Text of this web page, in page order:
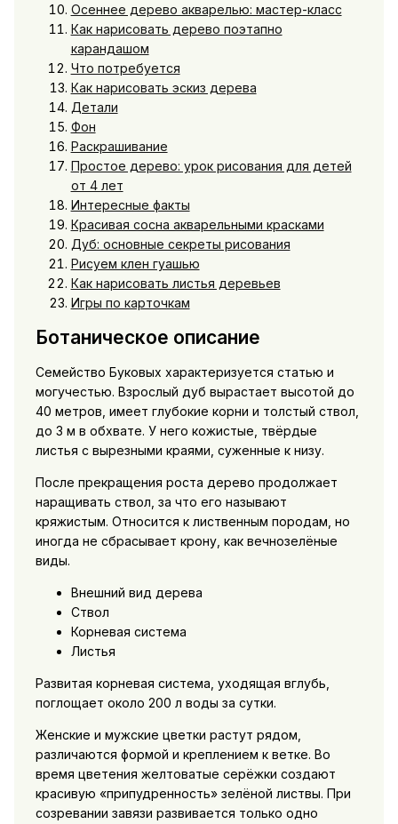
Осеннее дерево акварелью: мастер-класс
Как нарисовать дерево поэтапно
карандашом
Что потребуется
Как нарисовать эскиз дерева
Детали
Фон
Раскрашивание
Простое дерево: урок рисования для детей
от 4 лет
Интересные факты
Красивая сосна акварельными красками
Дуб: основные секреты рисования
Рисуем клен гуашью
Как нарисовать листья деревьев
Игры по карточкам
Ботаническое описание
Семейство Буковых характеризуется статью и
могучестью. Взрослый дуб вырастает высотой до
40 метров, имеет глубокие корни и толстый ствол,
до 3 м в обхвате. У него кожистые, твёрдые
листья с вырезными краями, суженные к низу.
После прекращения роста дерево продолжает
наращивать ствол, за что его называют
кряжистым. Относится к лиственным породам, но
иногда не сбрасывает крону, как вечнозелёные
виды.
Внешний вид дерева
Ствол
Корневая система
Листья
Развитая корневая система, уходящая вглубь,
поглощает около 200 л воды за сутки.
Женские и мужские цветки растут рядом,
различаются формой и креплением к ветке. Во
время цветения желтоватые серёжки создают
красивую «припудренность» зелёной листвы. При
созревании завязи развивается только одно